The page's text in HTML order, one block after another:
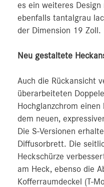
es ein weiteres
ebenfalls tantalgrau
der Dimension 19 Zoll.
Neu gestaltete
Auch die Rückansicht
überarbeiteten
Hochglanzchrom
dem neuen,
Die S-Versionen
Diffusorbrett. Die
Heckschürze
am Heck, ebenso die
Kofferraumdeckel (T-